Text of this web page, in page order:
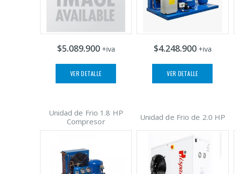
$5.089.900+iva
VER DETALLE
$4.248.900+iva
VER DETALLE
Unidad de Frio 1.8 HP
Compresor
Unidad de Frio de 2.0 HP